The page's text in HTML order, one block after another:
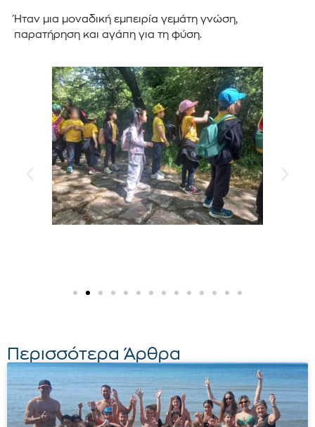
Ήταν μια μοναδική εμπειρία γεμάτη γνώση,
παρατήρηση και αγάπη για τη φύση.
Περισσότερα Άρθρα